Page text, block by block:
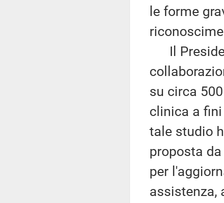
le forme
Il
su circa
clinica a
tale studio
proposta
per
assistenza,